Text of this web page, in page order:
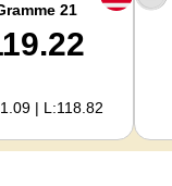
21
| L:118.82